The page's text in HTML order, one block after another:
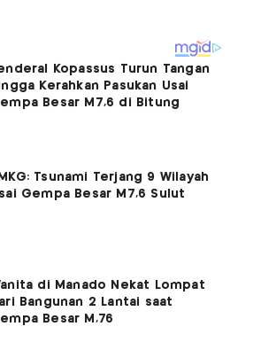
Kopassus Turun Tangan
Kerahkan Pasukan Usai
Besar M7,6 di Bitung
Tsunami Terjang 9 Wilayah
Gempa Besar M7,6 Sulut
di Manado Nekat Lompat
Bangunan 2 Lantai saat
Besar M,76